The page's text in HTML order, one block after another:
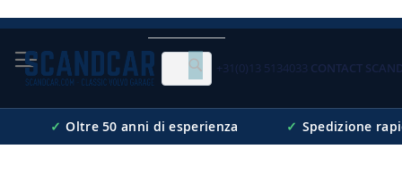
Skip
Content
Cerca
+31(0)13 5134033 CONTACT
✓ Oltre 50 anni di esperienza ✓ Spedizione